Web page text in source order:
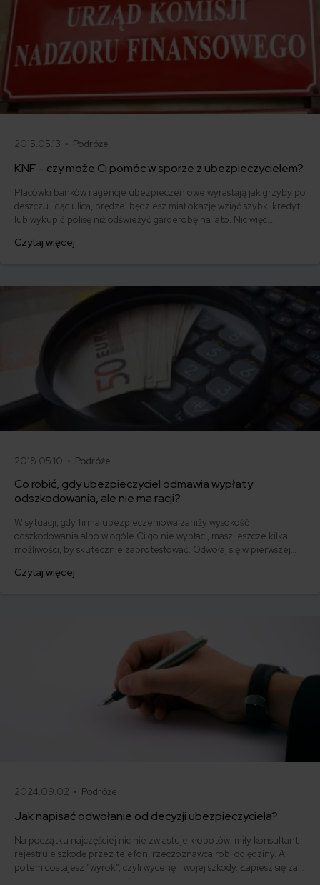
2015.05.13 • Podróże
KNF – czy może Ci pomóc w sporze z ubezpieczycielem?
Placówki banków i agencje ubezpieczeniowe wyrastają jak grzyby po
deszczu. Idąc ulicą, prędzej będziesz miał okazję wziąć szybki kredyt
lub wykupić polisę niż odświeżyć garderobę na lato. Nic więc
rynkiem finansowym musi być nadzór. W Polsce tę rolę pełni KNF.
Czytaj więcej
2018.05.10 • Podróże
Co robić, gdy ubezpieczyciel odmawia wypłaty
odszkodowania, ale nie ma racji?
W sytuacji, gdy firma ubezpieczeniowa zaniży wysokość
odszkodowania albo w ogóle Ci go nie wypłaci, masz jeszcze kilka
możliwości, by skutecznie zaprotestować. Odwołaj się w pierwszej
z pomocy Rzecznika Finansowego. W ostateczności, wystąpisz do
Czytaj więcej
2024.09.02 • Podróże
Jak napisać odwołanie od decyzji ubezpieczyciela?
Na początku najczęściej nic nie zwiastuje kłopotów: miły konsultant
rejestruje szkodę przez telefon, rzeczoznawca robi oględziny. A
potem dostajesz “wyrok”, czyli wycenę Twojej szkody. Łapiesz się za